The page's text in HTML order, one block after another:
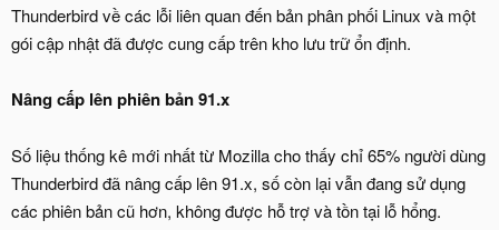
Thunderbird về các lỗi liên quan đến bản phân phối Linux và một
gói cập nhật đã được cung cấp trên kho lưu trữ ổn định.
Nâng cấp lên phiên bản 91.x
Số liệu thống kê mới nhất từ Mozilla cho thấy chỉ 65% người dùng
Thunderbird đã nâng cấp lên 91.x, số còn lại vẫn đang sử dụng
các phiên bản cũ hơn, không được hỗ trợ và tồn tại lỗ hổng.